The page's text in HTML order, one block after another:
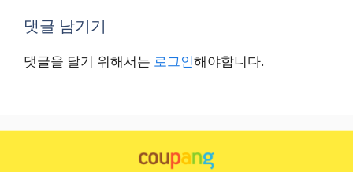
댓글 남기기
댓글을 달기 위해서는 로그인해야합니다.